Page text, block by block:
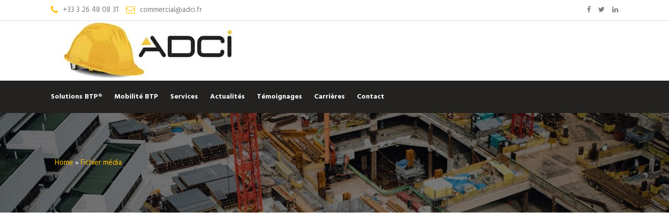
+33 3 26 48 08 31 commercial@adci.fr
Solutions BTP® Mobilité BTP Services Actualités Témoignages Carrières Contact
Home»Fichier média